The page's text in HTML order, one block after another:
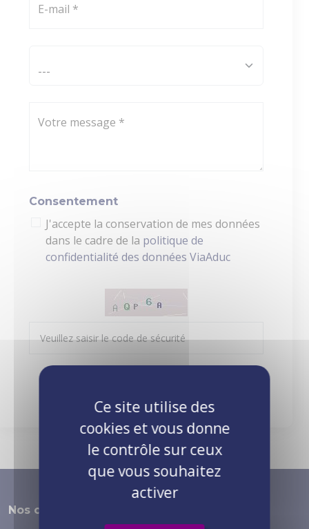
E-mail *
Votre message *
Consentement
J'accepte la conservation de mes données
dans le cadre de la politique de
confidentialité des données ViaAduc
Nos coordonnées
Ce site utilise des
cookies et vous donne
le contrôle sur ceux
que vous souhaitez
activer